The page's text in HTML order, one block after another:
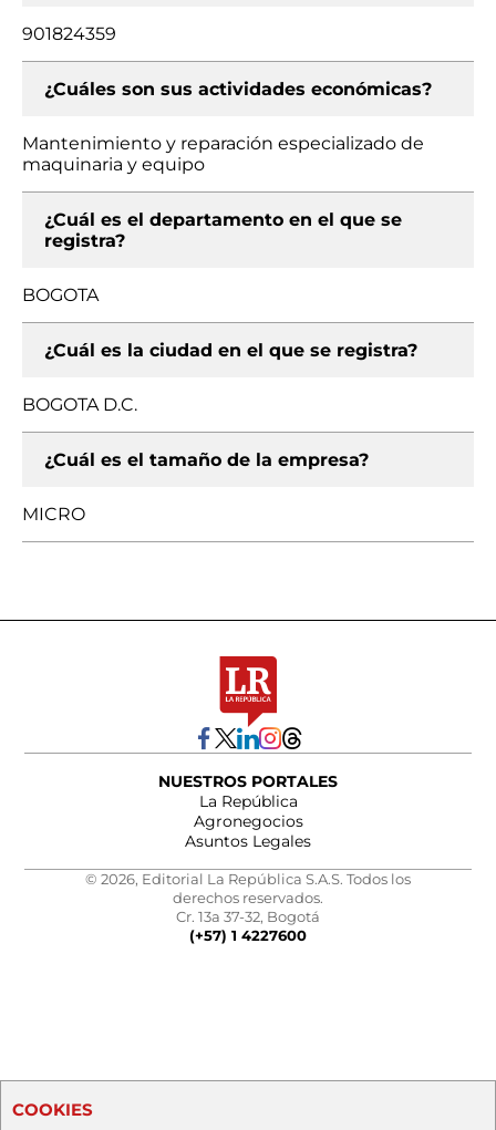
901824359
¿Cuáles son sus actividades económicas?
Mantenimiento y reparación especializado de
maquinaria y equipo
¿Cuál es el departamento en el que se
registra?
BOGOTA
¿Cuál es la ciudad en el que se registra?
BOGOTA D.C.
¿Cuál es el tamaño de la empresa?
MICRO
NUESTROS PORTALES
La República
Agronegocios
Asuntos Legales
© 2026, Editorial La República S.A.S. Todos los
derechos reservados.
Cr. 13a 37-32, Bogotá
(+57) 1 4227600
COOKIES